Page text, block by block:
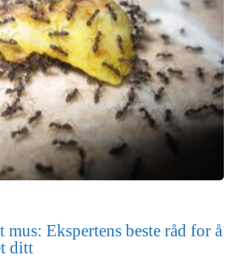
Ekspertens beste råd for å
ditt